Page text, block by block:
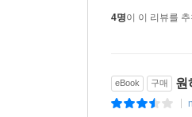
4명이 이 리뷰를 추
eBook 구매 원